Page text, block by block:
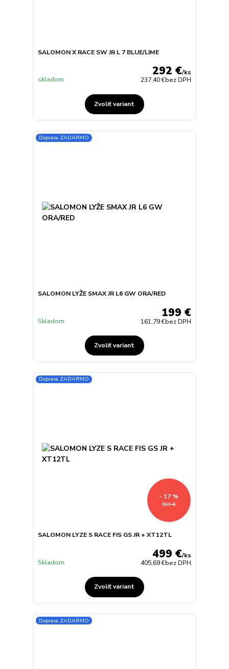
SALOMON X RACE SW JR L 7 BLUE/LIME
292 €/ks
237,40 €bez DPH
skladom
Zvoliť variant
Doprava ZADARMO
SALOMON LYŽE SMAX JR L6 GW ORA/RED
199 €
161,79 €bez DPH
Skladom
Zvoliť variant
Doprava ZADARMO
599 €
- 17 %
SALOMON LYZE S RACE FIS GS JR + XT12TL
499 €/ks
405,69 €bez DPH
Skladom
Zvoliť variant
Doprava ZADARMO